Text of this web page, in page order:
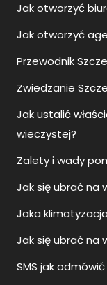
Jak otworzyć
Jak otworzyć
Przewodnik
Zwiedzanie
Jak ustalić
wieczystej?
Zalety i wady
Jak się ubrać na
Jaka
Jak się ubrać na
SMS jak